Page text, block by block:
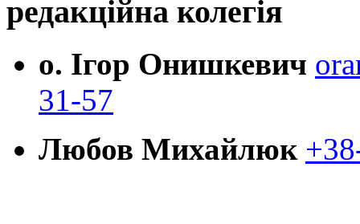
редакційна колегія
о. Ігор Онишкевич
31-57
Любов Михайлюк